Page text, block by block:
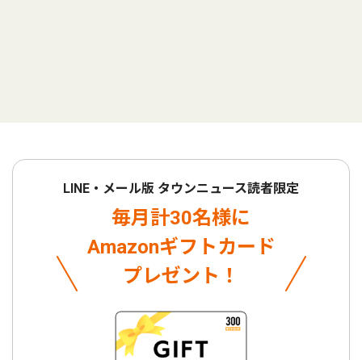
LINE・メール版 タウンニュース読者限定
毎月計30名様に
Amazonギフトカード
プレゼント！